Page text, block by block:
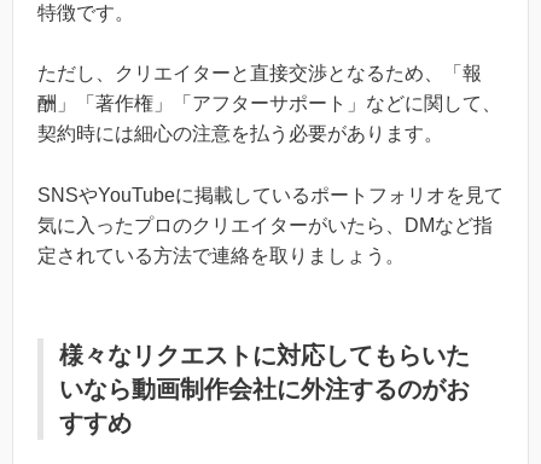
特徴です。
ただし、クリエイターと直接交渉となるため、「報
酬」「著作権」「アフターサポート」などに関して、
契約時には細心の注意を払う必要があります。
SNSやYouTubeに掲載しているポートフォリオを見て
気に入ったプロのクリエイターがいたら、DMなど指
定されている方法で連絡を取りましょう。
様々なリクエストに対応してもらいた
いなら動画制作会社に外注するのがお
すすめ